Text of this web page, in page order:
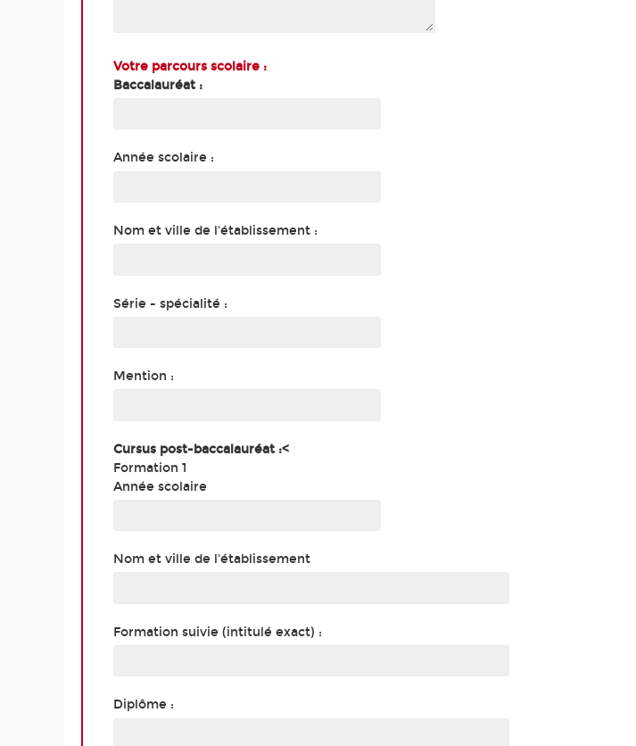
Votre parcours scolaire :
Baccalauréat :
Année scolaire :
Nom et ville de l'établissement :
Série - spécialité :
Mention :
Cursus post-baccalauréat :<
Formation 1
Année scolaire
Nom et ville de l'établissement
Formation suivie (intitulé exact) :
Diplôme :